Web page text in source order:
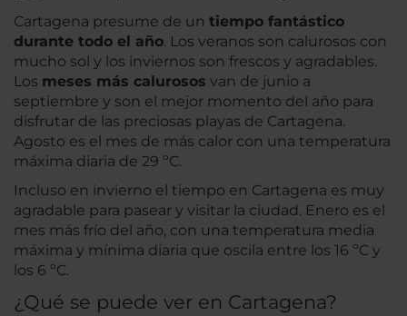
Cartagena presume de un tiempo fantástico
durante todo el año. Los veranos son calurosos con
mucho sol y los inviernos son frescos y agradables.
Los meses más calurosos van de junio a
septiembre y son el mejor momento del año para
disfrutar de las preciosas playas de Cartagena.
Agosto es el mes de más calor con una temperatura
máxima diaria de 29 ºC.
Incluso en invierno el tiempo en Cartagena es muy
agradable para pasear y visitar la ciudad. Enero es el
mes más frío del año, con una temperatura media
máxima y mínima diaria que oscila entre los 16 ºC y
los 6 ºC.
¿Qué se puede ver en Cartagena?